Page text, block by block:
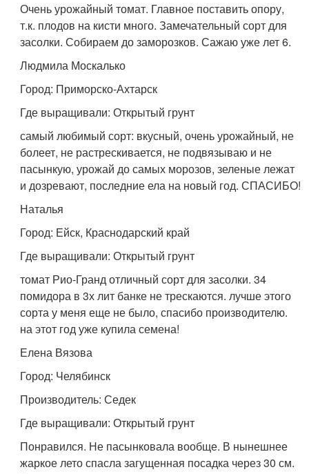
Очень урожайный томат. Главное поставить опору,
т.к. плодов на кисти много. Замечательный сорт для
засолки. Собираем до заморозков. Сажаю уже лет 6.
Людмила Москалько
Город: Приморско-Ахтарск
Где выращивали: Открытый грунт
самый любимый сорт: вкусный, очень урожайный, не
болеет, не растрескивается, не подвязываю и не
пасынкую, урожай до самых морозов, зеленые лежат
и дозревают, последние ела на новый год. СПАСИБО!
Наталья
Город: Ейск, Краснодарский край
Где выращивали: Открытый грунт
томат Рио-Гранд отличный сорт для засолки. 34
помидора в 3х лит банке не трескаются. лучше этого
сорта у меня еще не было, спасибо производителю.
на этот год уже купила семена!
Елена Вязова
Город: Челябинск
Производитель: Седек
Где выращивали: Открытый грунт
Понравился. Не пасынковала вообще. В нынешнее
жаркое лето спасла загущенная посадка через 30 см.